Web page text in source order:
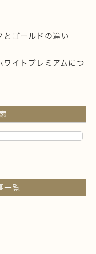
とゴールドの違い
ワイトプレミアムにつ
一覧